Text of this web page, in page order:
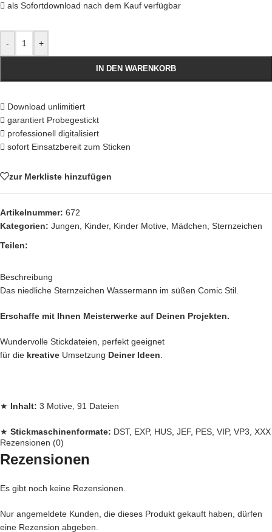
als Sofortdownload nach dem Kauf verfügbar
- +
IN DEN WARENKORB
Download unlimitiert
garantiert Probegestickt
professionell digitalisiert
sofort Einsatzbereit zum Sticken
zur Merkliste hinzufügen
Artikelnummer: 672
Kategorien: Jungen Kinder, Kinder Motive Mädchen Sternzeichen
Teilen:
Beschreibung
Das niedliche Sternzeichen Wassermann im süßen Comic Stil.
Erschaffe mit Ihnen Meisterwerke auf Deinen Projekten.
Wundervolle Stickdateien, perfekt geeignet
für die kreative Umsetzung Deiner Ideen
★ Inhalt: 3 Motive, 91 Dateien
★ Stickmaschinenformate: DST, EXP, HUS, JEF, PES, VIP, VP3, XXX
★Rahmengrößen:10×10
Rezensionen (0)
Rezensionen
Es gibt noch keine Rezensionen.
Nur angemeldete Kunden, die dieses Produkt gekauft haben, dürfen
eine Rezension abgeben.